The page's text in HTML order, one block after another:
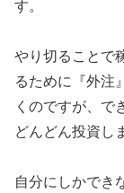
す。
やり切ることで
るために『外注
くのですが、で
どんどん投資し
自分にしかでき